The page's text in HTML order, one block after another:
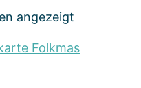
angezeigt
sortiert